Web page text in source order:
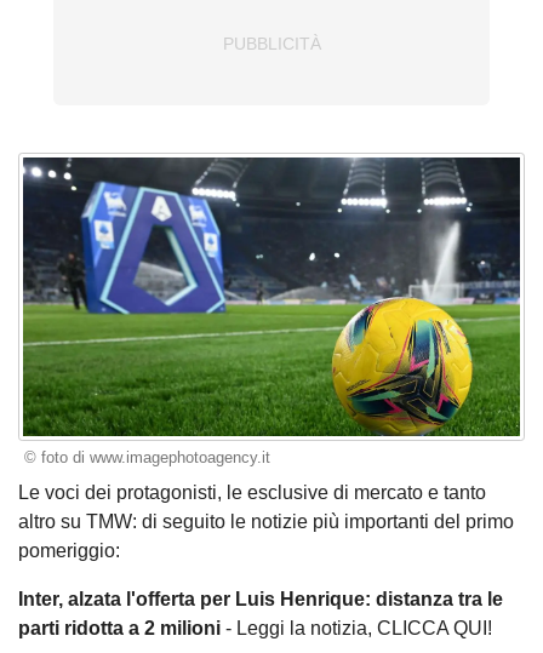
© foto di www.imagephotoagency.it
Le voci dei protagonisti, le esclusive di mercato e tanto
altro su TMW: di seguito le notizie più importanti del primo
pomeriggio:
Inter, alzata l'offerta per Luis Henrique: distanza tra le
parti ridotta a 2 milioni - Leggi la notizia, CLICCA QUI!